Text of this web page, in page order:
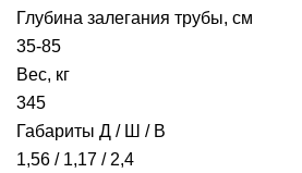
Глубина залегания трубы, см
35-85
Вес, кг
345
Габариты Д / Ш / В
1,56 / 1,17 / 2,4